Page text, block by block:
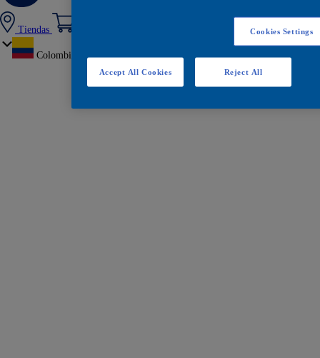
Tiendas
Colombia
Cookies Settings
Reject All
Accept All Cookies